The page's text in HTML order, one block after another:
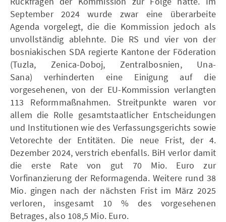
September 2024 wurde zwar eine überarbeite
Agenda vorgelegt, die die Kommission jedoch als
unvollständig ablehnte. Die RS und vier von der
bosniakischen SDA regierte Kantone der Föderation
(Tuzla, Zenica-Doboj, Zentralbosnien, Una-
Sana) verhinderten eine Einigung auf die
vorgesehenen, von der EU-Kommission verlangten
113 Reformmaßnahmen. Streitpunkte waren vor
allem die Rolle gesamtstaatlicher Entscheidungen
und Institutionen wie des Verfassungsgerichts sowie
Vetorechte der Entitäten. Die neue Frist, der 4.
Dezember 2024, verstrich ebenfalls. BiH verlor damit
die erste Rate von gut 70 Mio. Euro zur
Vorfinanzierung der Reformagenda. Weitere rund 38
Mio. gingen nach der nächsten Frist im März 2025
verloren, insgesamt 10 % des vorgesehenen
Betrages, also 108,5 Mio. Euro.